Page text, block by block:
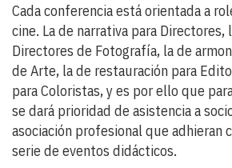
Cada conferencia está orientada a
cine. La de narrativa para Directores,
Directores de Fotografía, la de
de Arte, la de restauración para
para Coloristas, y es por ello que
se dará prioridad de asistencia a
asociación profesional que adhieran
serie de eventos didácticos.